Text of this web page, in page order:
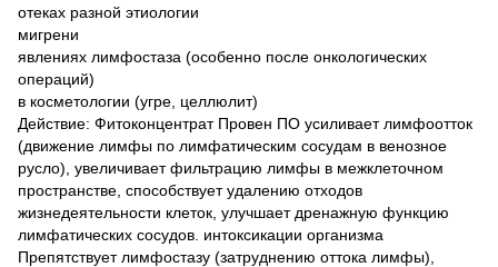
отеках разной этиологии
мигрени
явлениях лимфостаза (особенно после онкологических
операций)
в косметологии (угре, целлюлит)
Действие: Фитоконцентрат Провен ПО усиливает лимфоотток
(движение лимфы по лимфатическим сосудам в венозное
русло), увеличивает фильтрацию лимфы в межклеточном
пространстве, способствует удалению отходов
жизнедеятельности клеток, улучшает дренажную функцию
лимфатических сосудов. интоксикации организма
Препятствует лимфостазу (затруднению оттока лимфы),